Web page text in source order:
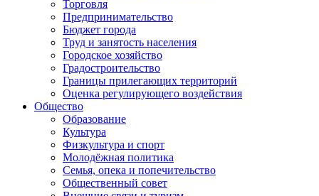
Торговля
Предпринимательство
Бюджет города
Труд и занятость населения
Городское хозяйство
Градостроительство
Границы прилегающих территорий
Оценка регулирующего воздействия
Общество
Образование
Культура
Физкультура и спорт
Молодёжная политика
Семья, опека и попечительство
Общественный совет